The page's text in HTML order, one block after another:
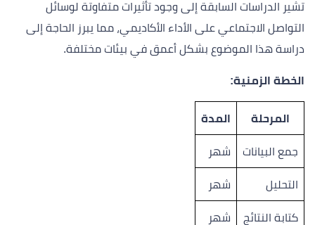
تشير الدراسات السابقة إلى وجود تأثيرات متفاوتة لوسائل
التواصل الاجتماعي على الأداء الأكاديمي، مما يبرز الحاجة إلى
دراسة هذا الموضوع بشكل أعمق في بيئات مختلفة.
الخطة الزمنية:
المرحلة المدة
جمع البيانات شهر
التحليل شهر
كتابة النتائج شهر